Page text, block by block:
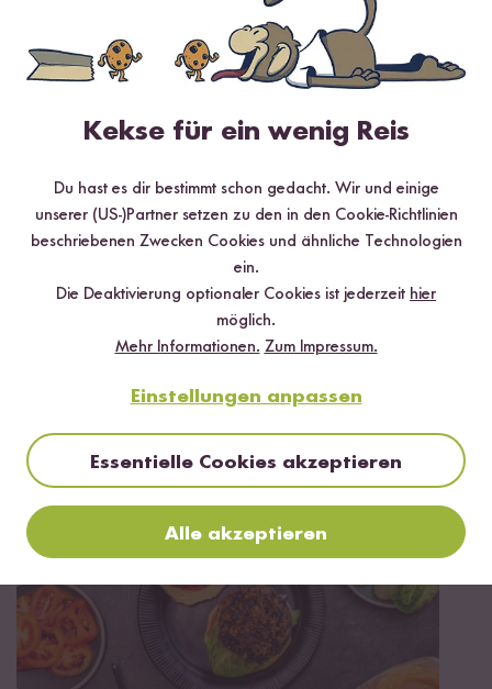
✔️ 25 leckere Rezepte aus unseren bunten Kochwelten
✔️ Inklusive Tipps & Tricks für die Zubereitung
Jetzt sichern
*Das Digitale Rezeptbuch wird dir nach vollständiger Anmeldung zum Newsletter
per E-Mail zugeschickt.
Mehr Rezepte mit Schwarzer Bio Reis
Kekse für ein wenig Reis
Du hast es dir bestimmt schon gedacht. Wir und einige
unserer (US-)Partner setzen zu den in den Cookie-Richtlinien
beschriebenen Zwecken Cookies und ähnliche Technologien
ein.
Die Deaktivierung optionaler Cookies ist jederzeit hier
möglich.
Mehr Informationen. Zum Impressum.
Einstellungen anpassen
Essentielle Cookies akzeptieren
Alle akzeptieren